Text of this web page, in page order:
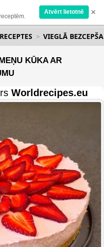
Atvērt lietotnē ×
VIEGLĀ
KŪKA AR
Worldrecipes.eu